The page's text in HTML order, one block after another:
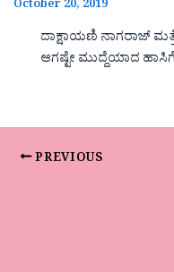
October 20, 2019
ದಾಕ್ಷಾಯಣಿ ನಾಗರಾಜ್
ಆಗಷ್ಟೇ ಮುದ್ದೆಯಾದ
PREVIOUS